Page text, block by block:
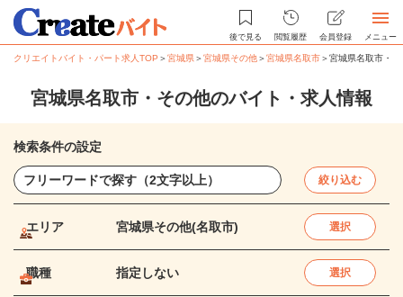
後で見る 閲覧履歴 会員登録 メニュー
クリエイトバイト・パート求人TOP ＞宮城県＞宮城県その他＞宮城県名取市＞宮城県名取市・
宮城県名取市・その他のバイト・求人情報
検索条件の設定
絞り込む
エリア 宮城県その他(名取市) 選択
職種 指定しない 選択